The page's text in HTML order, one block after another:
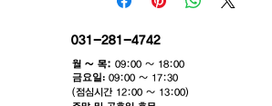
031-281-4742
월 ~ 목: 09:00 ~ 18:00
​금요일: 09:00 ~ 17:30
(점심시간 12:00 ~ 13:00)​